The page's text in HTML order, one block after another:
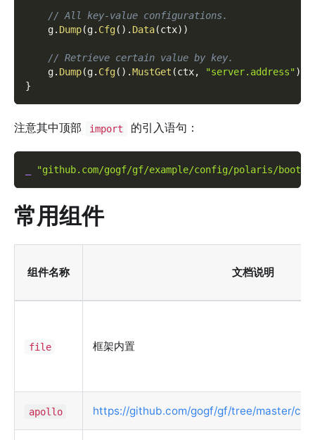
// All key-value configurations.
    g
. Dump(g. Cfg( ) . Data(ctx) )
// Retrieve certain value by key.
    g
. Dump(g. Cfg( ) .MustGet (ctx, "server.address")
}
注意其中顶部 import 的引入语句：
"github.com/gogf/gf/example/config/polaris/boot"
常用组件
组件名称 文档说明
file 框架内置
apollo https://github.com/gogf/gf/tree/master/